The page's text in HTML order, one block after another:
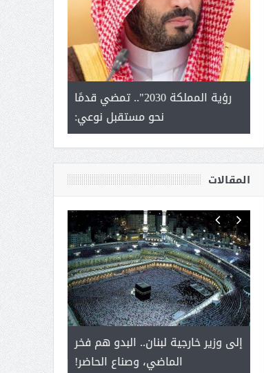
الشيخ
يحصل على
رؤية المملكة 2030".. تمضي قدمًا
نحو مستقبل نوعي:
المقالات
سلمان بن
إلى وزير خارجية لبنان.. البدو هم فخر
الماضي، وصناع الحاضر!